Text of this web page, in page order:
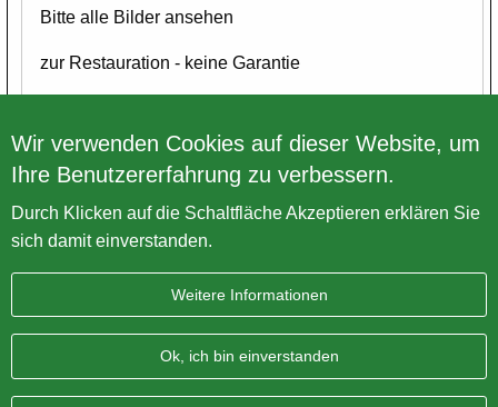
Bitte alle Bilder ansehen
zur Restauration - keine Garantie
Zurück zur Übersicht
Impressum Datenschutz Sitemap AGB
BRITISH Only Austria Fahrzeughandel GmbH| A-4643
Pettenbach | Pühret 1
Wir verwenden Cookies auf dieser Website, um
Ihre Benutzererfahrung zu verbessern.
Durch Klicken auf die Schaltfläche Akzeptieren erklären Sie
sich damit einverstanden.
Weitere Informationen
Ok, ich bin einverstanden